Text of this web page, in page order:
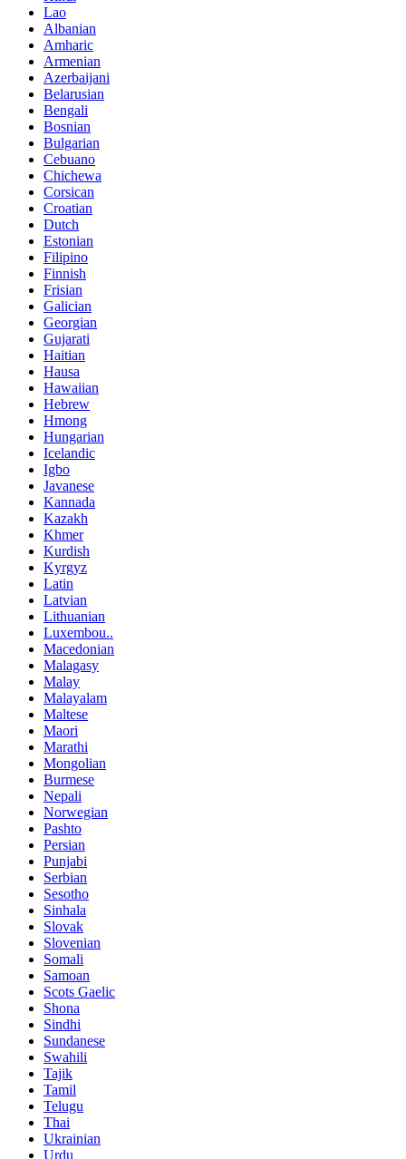
Lao
Albanian
Amharic
Armenian
Azerbaijani
Belarusian
Bengali
Bosnian
Bulgarian
Cebuano
Chichewa
Corsican
Croatian
Dutch
Estonian
Filipino
Finnish
Frisian
Galician
Georgian
Gujarati
Haitian
Hausa
Hawaiian
Hebrew
Hmong
Hungarian
Icelandic
Igbo
Javanese
Kannada
Kazakh
Khmer
Kurdish
Kyrgyz
Latin
Latvian
Lithuanian
Luxembou..
Macedonian
Malagasy
Malay
Malayalam
Maltese
Maori
Marathi
Mongolian
Burmese
Nepali
Norwegian
Pashto
Persian
Punjabi
Serbian
Sesotho
Sinhala
Slovak
Slovenian
Somali
Samoan
Scots Gaelic
Shona
Sindhi
Sundanese
Swahili
Tajik
Tamil
Telugu
Thai
Ukrainian
Urdu